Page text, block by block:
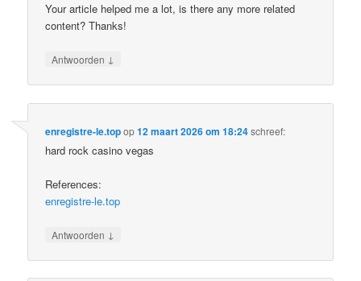
Your article helped me a lot, is there any more related
content? Thanks!
Antwoorden ↓
enregistre-le.topop12 maart 2026 om 18:24schreef:
hard rock casino vegas
References:
enregistre-le.top
Antwoorden ↓